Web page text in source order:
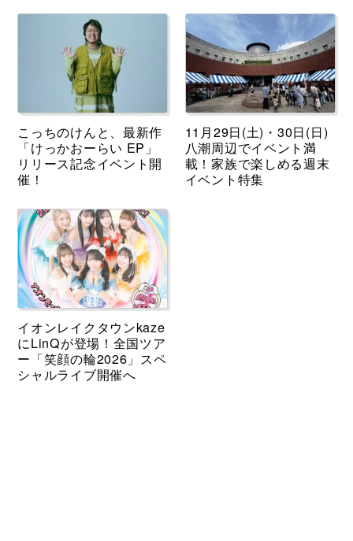
こっちのけんと、最新作
「けっかおーらい EP」
リリース記念イベント開
催！
11月29日(土)・30日(日)
八潮周辺でイベント満
載！家族で楽しめる週末
イベント特集
イオンレイクタウンkaze
にLinQが登場！全国ツア
ー「笑顔の輪2026」スペ
シャルライブ開催へ